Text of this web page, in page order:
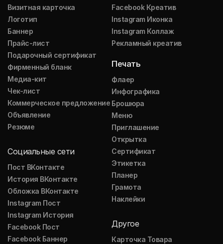
Визитная карточка
Логотип
Баннер
Прайс-лист
Подарочный сертификат
Фирменный бланк
Медиа-кит
Чек-лист
Коммерческое предложение
Объявление
Резюме
Социальные сети
Пост ВКонтакте
История ВКонтакте
Обложка ВКонтакте
Instagram Пост
Instagram История
Facebook Пост
Facebook Баннер
Facebook Креатив
Instagram Иконка
Instagram Коллаж
Рекламный креатив
Печать
Флаер
Инфографика
Брошюра
Меню
Приглашение
Открытка
Сертификат
Этикетка
Планер
Грамота
Наклейки
Другое
Карточка Товара